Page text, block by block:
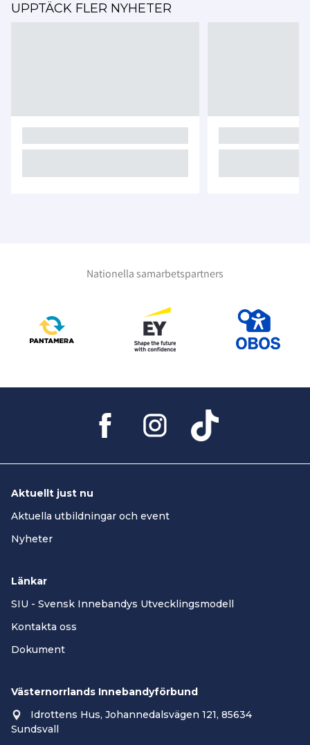
UPPTÄCK FLER NYHETER
Nationella samarbetspartners
Aktuellt just nu
Aktuella utbildningar och event
Nyheter
Länkar
SIU - Svensk Innebandys Utvecklingsmodell
Kontakta oss
Dokument
Västernorrlands Innebandyförbund
Idrottens Hus, Johannedalsvägen 121, 85634
Sundsvall